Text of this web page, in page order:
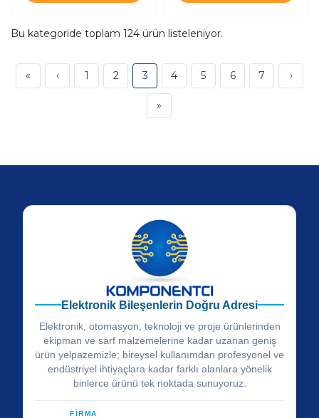
Bu kategoride toplam 124 ürün listeleniyor.
« ‹ 1 2 3 4 5 6 7 ›
»
Elektronik Bileşenlerin Doğru Adresi
Elektronik, otomasyon, teknoloji ve proje ürünlerinden
ekipman ve sarf malzemelerine kadar uzanan geniş
ürün yelpazemizle; bireysel kullanımdan profesyonel ve
endüstriyel ihtiyaçlara kadar farklı alanlara yönelik
binlerce ürünü tek noktada sunuyoruz.
FİRMA